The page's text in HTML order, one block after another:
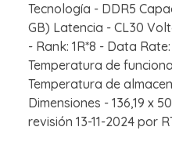
Tecnología - DDR5
GB) Latencia - CL30
- Rank: 1R*8 - Data
Temperatura de
Temperatura de
Dimensiones - 136,19 x
revisión 13-11-2024 por